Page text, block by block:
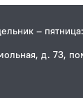
–
д. 73,